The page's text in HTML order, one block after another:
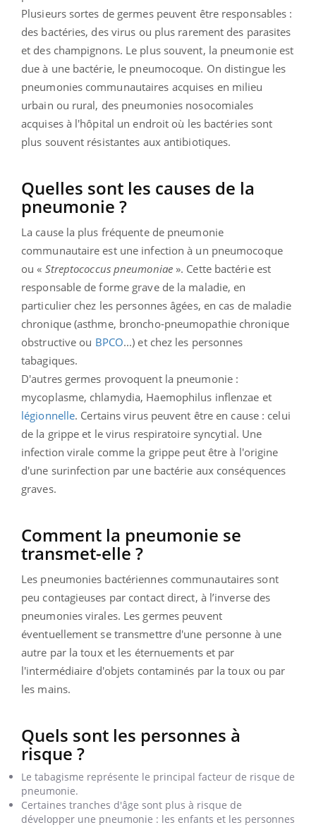
Plusieurs sortes de germes peuvent être responsables :
des bactéries, des virus ou plus rarement des parasites
et des champignons. Le plus souvent, la pneumonie est
due à une bactérie, le pneumocoque. On distingue les
pneumonies communautaires acquises en milieu
urbain ou rural, des pneumonies nosocomiales
acquises à l'hôpital un endroit où les bactéries sont
plus souvent résistantes aux antibiotiques.
Quelles sont les causes de la
pneumonie ?
La cause la plus fréquente de pneumonie
communautaire est une infection à un pneumocoque
ou « Streptococcus pneumoniae ». Cette bactérie est
responsable de forme grave de la maladie, en
particulier chez les personnes âgées, en cas de maladie
chronique (asthme, broncho-pneumopathie chronique
obstructive ou BPCO...) et chez les personnes
tabagiques.
D'autres germes provoquent la pneumonie :
mycoplasme, chlamydia, Haemophilus inflenzae et
légionnelle. Certains virus peuvent être en cause : celui
de la grippe et le virus respiratoire syncytial. Une
infection virale comme la grippe peut être à l'origine
d'une surinfection par une bactérie aux conséquences
graves.
Comment la pneumonie se
transmet-elle ?
Les pneumonies bactériennes communautaires sont
peu contagieuses par contact direct, à l’inverse des
pneumonies virales. Les germes peuvent
éventuellement se transmettre d'une personne à une
autre par la toux et les éternuements et par
l'intermédiaire d'objets contaminés par la toux ou par
les mains.
Quels sont les personnes à
risque ?
Le tabagisme représente le principal facteur de risque de
pneumonie.
Certaines tranches d'âge sont plus à risque de
développer une pneumonie : les enfants et les personnes